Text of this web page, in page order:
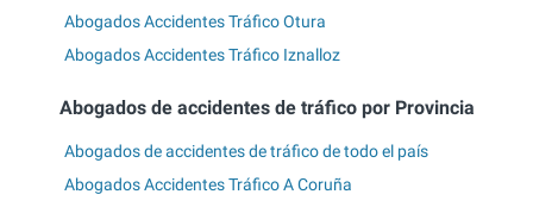
Abogados Accidentes Tráfico Otura
Abogados Accidentes Tráfico Iznalloz
Abogados de accidentes de tráfico por Provincia
Abogados de accidentes de tráfico de todo el país
Abogados Accidentes Tráfico A Coruña